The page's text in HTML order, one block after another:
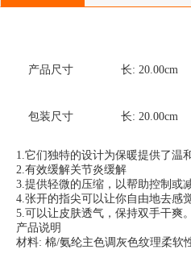
产品尺寸 长: 20.00cm
包装尺寸 长: 20.00cm
1.它们独特的设计为保暖提供了温
2.有效缓解关节炎缓解
3.提供轻微的压缩，以帮助控制或
4.张开的指尖可以让你自由地去感
5.可以让皮肤透气，保持双手干爽
产品说明
材料: 棉/氨纶主色调灰色纹理柔软